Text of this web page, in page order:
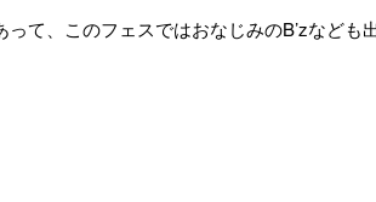
て、このフェスではおなじみのB’zなども